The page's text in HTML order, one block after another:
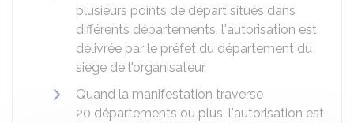
plusieurs points de départ situés dans
différents départements, l'autorisation est
délivrée par le préfet du département du
siège de l'organisateur.
Quand la manifestation traverse
20 départements ou plus, l'autorisation est